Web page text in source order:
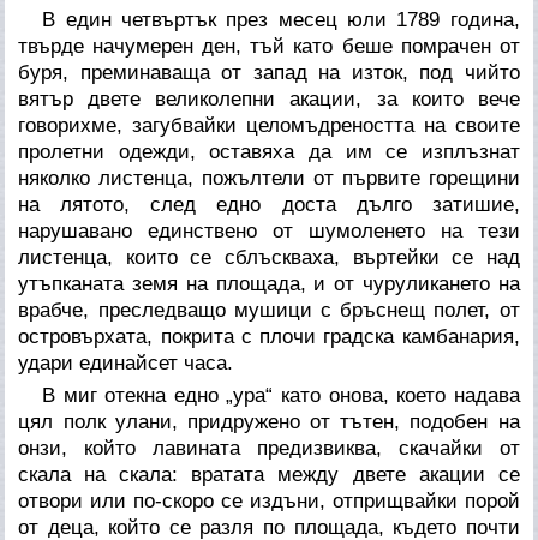
В един четвъртък през месец юли 1789 година,
твърде начумерен ден, тъй като беше помрачен от
буря, преминаваща от запад на изток, под чийто
вятър двете великолепни акации, за които вече
говорихме, загубвайки целомъдреността на своите
пролетни одежди, оставяха да им се изплъзнат
няколко листенца, пожълтели от първите горещини
на лятото, след едно доста дълго затишие,
нарушавано единствено от шумоленето на тези
листенца, които се сблъскваха, въртейки се над
утъпканата земя на площада, и от чуруликането на
врабче, преследващо мушици с бръснещ полет, от
островърхата, покрита с плочи градска камбанария,
удари единайсет часа.
В миг отекна едно „ура“ като онова, което надава
цял полк улани, придружено от тътен, подобен на
онзи, който лавината предизвиква, скачайки от
скала на скала: вратата между двете акации се
отвори или по-скоро се издъни, отприщвайки порой
от деца, който се разля по площада, където почти